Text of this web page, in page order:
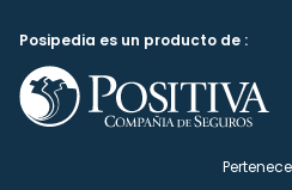
Posipedia es un producto de :